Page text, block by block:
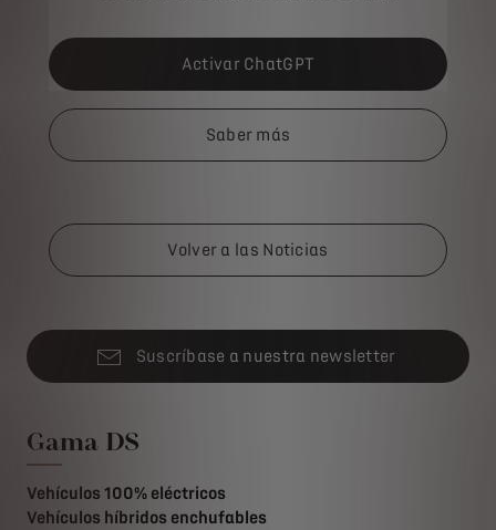
Activar ChatGPT
Saber más
Volver a las Noticias
Suscríbase a nuestra newsletter
Gama DS
Vehículos 100% eléctricos
Vehículos híbridos enchufables